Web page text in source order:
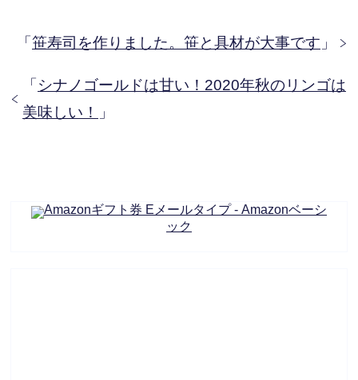
「 笹寿司を作りました。笹と具材が大事です 」
「 シナノゴールドは甘い！2020年秋のリンゴは
美味しい！
」
Amazonギフト券 Eメールタイプ - Amazonベーシ
ック